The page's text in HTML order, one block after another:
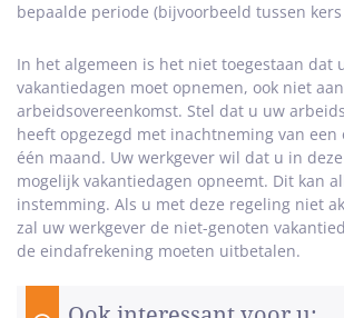
bepaalde periode (bijvoorbeeld tussen
In het algemeen is het niet toegestaan dat
vakantiedagen moet opnemen, ook niet
arbeidsovereenkomst. Stel dat u uw
heeft opgezegd met inachtneming van een
één maand. Uw werkgever wil dat u in
mogelijk vakantiedagen opneemt. Dit kan
instemming. Als u met deze regeling niet
zal uw werkgever de niet-genoten
de eindafrekening moeten uitbetalen.